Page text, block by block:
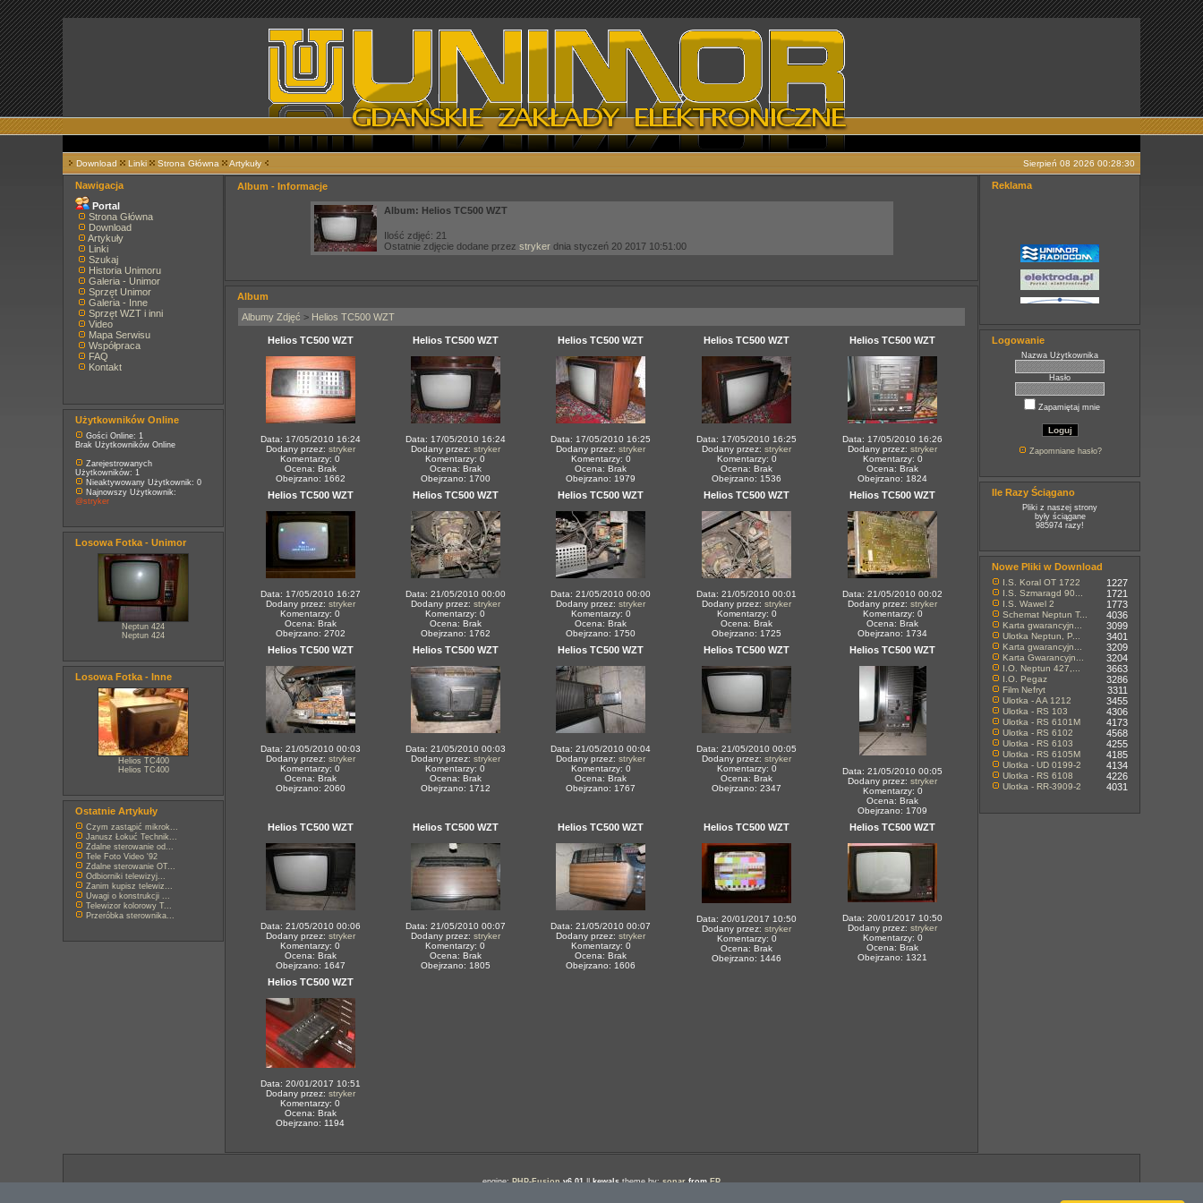
Download Linki Strona Główna Artykuły Sierpień 08 2026 00:28:30
Nawigacja
Portal
Strona Główna
Download
Artykuły
Linki
Szukaj
Historia Unimoru
Galeria - Unimor
Sprzęt Unimor
Galeria - Inne
Sprzęt WZT i inni
Video
Mapa Serwisu
Współpraca
FAQ
Kontakt
Użytkowników Online
Gości Online: 1
Brak Użytkowników Online
Zarejestrowanych
Użytkowników: 1
Nieaktywowany Użytkownik: 0
Najnowszy Użytkownik:
@stryker
Losowa Fotka - Unimor
Neptun 424
Neptun 424
Losowa Fotka - Inne
Helios TC400
Helios TC400
Ostatnie Artykuły
Czym zastąpić mikrok...
Janusz Łokuć Technik...
Zdalne sterowanie od...
Tele Foto Video '92
Zdalne sterowanie OT...
Odbiorniki telewizyj...
Zanim kupisz telewiz...
Uwagi o konstrukcji ...
Telewizor kolorowy T...
Przeróbka sterownika...
Album - Informacje
Album: Helios TC500 WZT
Ilość zdjęć: 21
Ostatnie zdjęcie dodane przez strykerdnia styczeń 20 2017 10:51:00
Album
Albumy Zdjęć > Helios TC500 WZT
Helios TC500 WZT
Data: 17/05/2010 16:24
Dodany przez: stryker
Komentarzy: 0
Ocena: Brak
Obejrzano: 1662
Helios TC500 WZT
Data: 17/05/2010 16:24
Dodany przez: stryker
Komentarzy: 0
Ocena: Brak
Obejrzano: 1700
Helios TC500 WZT
Data: 17/05/2010 16:25
Dodany przez: stryker
Komentarzy: 0
Ocena: Brak
Obejrzano: 1979
Helios TC500 WZT
Data: 17/05/2010 16:25
Dodany przez: stryker
Komentarzy: 0
Ocena: Brak
Obejrzano: 1536
Helios TC500 WZT
Data: 17/05/2010 16:26
Dodany przez: stryker
Komentarzy: 0
Ocena: Brak
Obejrzano: 1824
Helios TC500 WZT
Data: 17/05/2010 16:27
Dodany przez: stryker
Komentarzy: 0
Ocena: Brak
Obejrzano: 2702
Helios TC500 WZT
Data: 21/05/2010 00:00
Dodany przez: stryker
Komentarzy: 0
Ocena: Brak
Obejrzano: 1762
Helios TC500 WZT
Data: 21/05/2010 00:00
Dodany przez: stryker
Komentarzy: 0
Ocena: Brak
Obejrzano: 1750
Helios TC500 WZT
Data: 21/05/2010 00:01
Dodany przez: stryker
Komentarzy: 0
Ocena: Brak
Obejrzano: 1725
Helios TC500 WZT
Data: 21/05/2010 00:02
Dodany przez: stryker
Komentarzy: 0
Ocena: Brak
Obejrzano: 1734
Helios TC500 WZT
Data: 21/05/2010 00:03
Dodany przez: stryker
Komentarzy: 0
Ocena: Brak
Obejrzano: 2060
Helios TC500 WZT
Data: 21/05/2010 00:03
Dodany przez: stryker
Komentarzy: 0
Ocena: Brak
Obejrzano: 1712
Helios TC500 WZT
Data: 21/05/2010 00:04
Dodany przez: stryker
Komentarzy: 0
Ocena: Brak
Obejrzano: 1767
Helios TC500 WZT
Data: 21/05/2010 00:05
Dodany przez: stryker
Komentarzy: 0
Ocena: Brak
Obejrzano: 2347
Helios TC500 WZT
Data: 21/05/2010 00:05
Dodany przez: stryker
Komentarzy: 0
Ocena: Brak
Obejrzano: 1709
Helios TC500 WZT
Data: 21/05/2010 00:06
Dodany przez: stryker
Komentarzy: 0
Ocena: Brak
Obejrzano: 1647
Helios TC500 WZT
Data: 21/05/2010 00:07
Dodany przez: stryker
Komentarzy: 0
Ocena: Brak
Obejrzano: 1805
Helios TC500 WZT
Data: 21/05/2010 00:07
Dodany przez: stryker
Komentarzy: 0
Ocena: Brak
Obejrzano: 1606
Helios TC500 WZT
Data: 20/01/2017 10:50
Dodany przez: stryker
Komentarzy: 0
Ocena: Brak
Obejrzano: 1446
Helios TC500 WZT
Data: 20/01/2017 10:50
Dodany przez: stryker
Komentarzy: 0
Ocena: Brak
Obejrzano: 1321
Helios TC500 WZT
Data: 20/01/2017 10:51
Dodany przez: stryker
Komentarzy: 0
Ocena: Brak
Obejrzano: 1194
Reklama
Logowanie
Nazwa Użytkownika
Hasło
Zapamiętaj mnie
Zapomniane hasło?
Ile Razy Ściągano
Pliki z naszej strony
były ściągane
985974 razy!
Nowe Pliki w Download
I.S. Koral OT 1722 1227
I.S. Szmaragd 90... 1721
I.S. Wawel 2 1773
Schemat Neptun T... 4036
Karta gwarancyjn... 3099
Ulotka Neptun, P... 3401
Karta gwarancyjn... 3209
Karta Gwarancyjn... 3204
I.O. Neptun 427,... 3663
I.O. Pegaz 3286
Film Nefryt 3311
Ulotka - AA 1212 3455
Ulotka - RS 103 4306
Ulotka - RS 6101M 4173
Ulotka - RS 6102 4568
Ulotka - RS 6103 4255
Ulotka - RS 6105M 4185
Ulotka - UD 0199-2 4134
Ulotka - RS 6108 4226
Ulotka - RR-3909-2 4031
engine:PHP-Fusionv6.01||kewalstheme by:sonarfromEP